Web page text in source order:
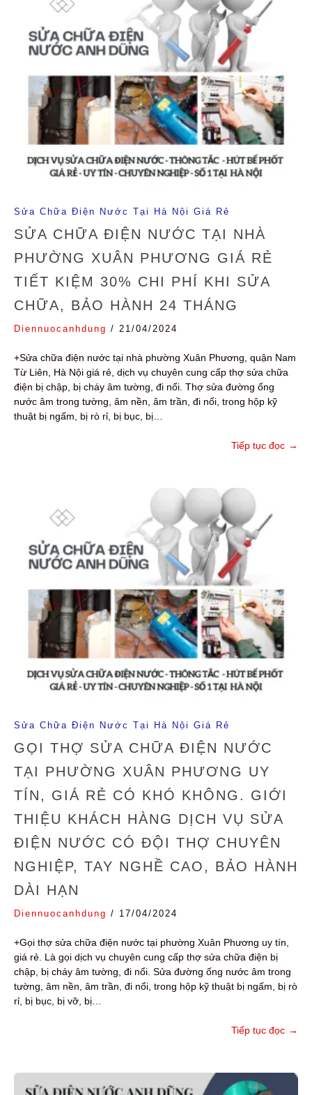
Sửa Chữa Điện Nước Tại Hà Nội Giá Rẻ
SỬA CHỮA ĐIỆN NƯỚC TẠI NHÀ
PHƯỜNG XUÂN PHƯƠNG GIÁ RẺ
TIẾT KIỆM 30% CHI PHÍ KHI SỬA
CHỮA, BẢO HÀNH 24 THÁNG
Diennuocanhdung / 21/04/2024
+Sửa chữa điện nước tại nhà phường Xuân Phương, quận Nam
Từ Liên, Hà Nội giá rẻ, dịch vụ chuyên cung cấp thợ sửa chữa
điện bị chập, bị cháy âm tường, đi nổi. Thợ sửa đường ống
nước âm trong tường, âm nền, âm trần, đi nổi, trong hộp kỹ
thuật bị ngấm, bị rò rỉ, bị bục, bị…
Tiếp tục đọc →
Sửa Chữa Điện Nước Tại Hà Nội Giá Rẻ
GỌI THỢ SỬA CHỮA ĐIỆN NƯỚC
TẠI PHƯỜNG XUÂN PHƯƠNG UY
TÍN, GIÁ RẺ CÓ KHÓ KHÔNG. GIỚI
THIỆU KHÁCH HÀNG DỊCH VỤ SỬA
ĐIỆN NƯỚC CÓ ĐỘI THỢ CHUYÊN
NGHIỆP, TAY NGHỀ CAO, BẢO HÀNH
DÀI HẠN
Diennuocanhdung / 17/04/2024
+Gọi thợ sửa chữa điện nước tại phường Xuân Phương uy tín,
giá rẻ. Là gọi dịch vụ chuyên cung cấp thợ sửa chữa điện bị
chập, bị cháy âm tường, đi nổi. Sửa đường ống nước âm trong
tường, âm nền, âm trần, đi nổi, trong hộp kỹ thuật bị ngấm, bị rò
rỉ, bị bục, bị vỡ, bị…
Tiếp tục đọc →